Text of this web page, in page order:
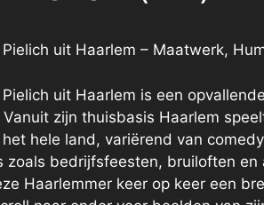
uit Haarlem – Maatwerk,
uit Haarlem is een
zijn thuisbasis Haarlem
hele land, variërend van
zoals bedrijfsfeesten, bruiloften
Haarlemmer keer op keer een